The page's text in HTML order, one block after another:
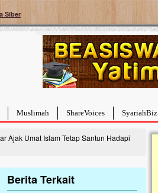
Siber
Muslimah ShareVoices SyariahBiz
Ajak Umat Islam Tetap Santun Hadapi
Berita Terkait